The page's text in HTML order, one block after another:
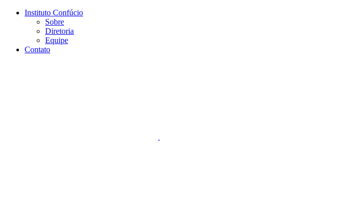
Conteúdo principal Menu principal
Instituto Confúcio
Sobre
Diretoria
Equipe
Contato